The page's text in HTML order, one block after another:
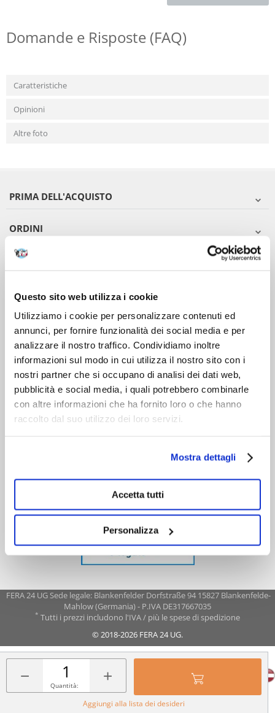
Questo sito web utilizza i cookie
Utilizziamo i cookie per personalizzare contenuti ed
annunci, per fornire funzionalità dei social media e per
analizzare il nostro traffico. Condividiamo inoltre
informazioni sul modo in cui utilizza il nostro sito con i
nostri partner che si occupano di analisi dei dati web,
pubblicità e social media, i quali potrebbero combinarle
con altre informazioni che ha fornito loro o che hanno
raccolto dal suo utilizzo dei loro servizi.
Mostra dettagli
Accetta tutti
Personalizza
− +
Quantità:
Aggiungi alla lista dei desideri
Domande e Risposte (FAQ)
Caratteristiche
Opinioni
Altre foto
PRIMA DELL'ACQUISTO
ORDINI
DOPO L'ACQUISTO
VIENI A CONOSCERCI
FERA 24 UG Sede legale: Blankenfelder Dorfstraße 94 15827 Blankenfelde-
Mahlow (Germania) - P.IVA DE317667035
* Tutti i prezzi includono l'IVA / più le spese di spedizione
© 2018-2026 FERA 24 UG.
FERA INTERNATIONAL: